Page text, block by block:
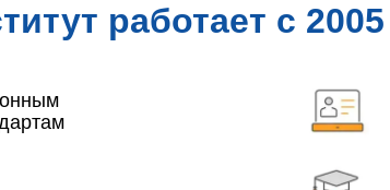
работает с 2005